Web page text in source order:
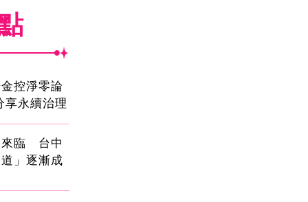
控淨零論
享永續治理
來臨 台中
」逐漸成